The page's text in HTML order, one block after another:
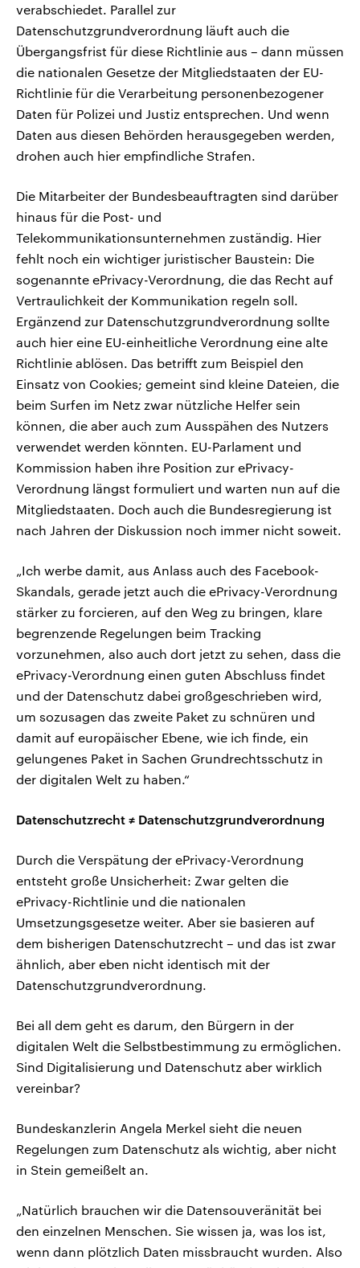
verabschiedet. Parallel zur
Datenschutzgrundverordnung läuft auch die
Übergangsfrist für diese Richtlinie aus – dann müssen
die nationalen Gesetze der Mitgliedstaaten der EU-
Richtlinie für die Verarbeitung personenbezogener
Daten für Polizei und Justiz entsprechen. Und wenn
Daten aus diesen Behörden herausgegeben werden,
drohen auch hier empfindliche Strafen.
Die Mitarbeiter der Bundesbeauftragten sind darüber
hinaus für die Post- und
Telekommunikationsunternehmen zuständig. Hier
fehlt noch ein wichtiger juristischer Baustein: Die
sogenannte ePrivacy-Verordnung, die das Recht auf
Vertraulichkeit der Kommunikation regeln soll.
Ergänzend zur Datenschutzgrundverordnung sollte
auch hier eine EU-einheitliche Verordnung eine alte
Richtlinie ablösen. Das betrifft zum Beispiel den
Einsatz von Cookies; gemeint sind kleine Dateien, die
beim Surfen im Netz zwar nützliche Helfer sein
können, die aber auch zum Ausspähen des Nutzers
verwendet werden könnten. EU-Parlament und
Kommission haben ihre Position zur ePrivacy-
Verordnung längst formuliert und warten nun auf die
Mitgliedstaaten. Doch auch die Bundesregierung ist
nach Jahren der Diskussion noch immer nicht soweit.
„Ich werbe damit, aus Anlass auch des Facebook-
Skandals, gerade jetzt auch die ePrivacy-Verordnung
stärker zu forcieren, auf den Weg zu bringen, klare
begrenzende Regelungen beim Tracking
vorzunehmen, also auch dort jetzt zu sehen, dass die
ePrivacy-Verordnung einen guten Abschluss findet
und der Datenschutz dabei großgeschrieben wird,
um sozusagen das zweite Paket zu schnüren und
damit auf europäischer Ebene, wie ich finde, ein
gelungenes Paket in Sachen Grundrechtsschutz in
der digitalen Welt zu haben.“
Datenschutzrecht ≠ Datenschutzgrundverordnung
Durch die Verspätung der ePrivacy-Verordnung
entsteht große Unsicherheit: Zwar gelten die
ePrivacy-Richtlinie und die nationalen
Umsetzungsgesetze weiter. Aber sie basieren auf
dem bisherigen Datenschutzrecht – und das ist zwar
ähnlich, aber eben nicht identisch mit der
Datenschutzgrundverordnung.
Bei all dem geht es darum, den Bürgern in der
digitalen Welt die Selbstbestimmung zu ermöglichen.
Sind Digitalisierung und Datenschutz aber wirklich
vereinbar?
Bundeskanzlerin Angela Merkel sieht die neuen
Regelungen zum Datenschutz als wichtig, aber nicht
in Stein gemeißelt an.
„Natürlich brauchen wir die Datensouveränität bei
den einzelnen Menschen. Sie wissen ja, was los ist,
wenn dann plötzlich Daten missbraucht wurden. Also